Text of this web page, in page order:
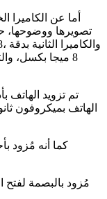
الهاتف بميكروفون